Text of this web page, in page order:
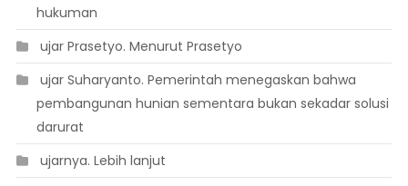
hukuman
 ujar Prasetyo. Menurut Prasetyo
 ujar Suharyanto. Pemerintah menegaskan bahwa
pembangunan hunian sementara bukan sekadar solusi
darurat
 ujarnya. Lebih lanjut